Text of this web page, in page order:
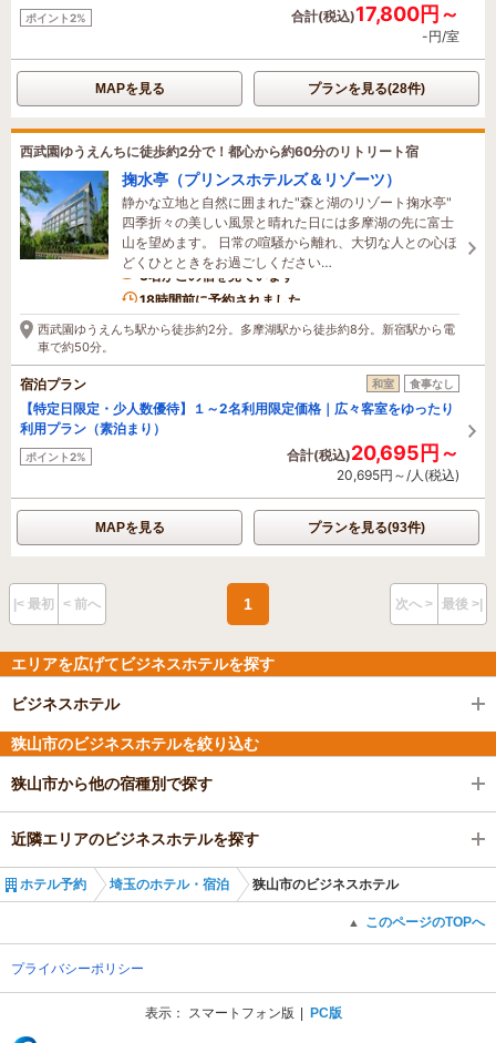
ポイント2% 合計(税込)17,800円～
-円/室
MAPを見る プランを見る(28件)
西武園ゆうえんちに徒歩約2分で！都心から約60分のリトリート宿
掬水亭（プリンスホテルズ＆リゾーツ）
静かな立地と自然に囲まれた"森と湖のリゾート掬水亭"
四季折々の美しい風景と晴れた日には多摩湖の先に富士
山を望めます。 日常の喧騒から離れ、大切な人との心ほ
どくひとときをお過ごしください…
3名がこの宿を見ています
18時間前に予約されました
西武園ゆうえんち駅から徒歩約2分。多摩湖駅から徒歩約8分。新宿駅から電
車で約50分。
宿泊プラン 和室 食事なし
【特定日限定・少人数優待】１～2名利用限定価格｜広々客室をゆったり
利用プラン（素泊まり）
ポイント2% 合計(税込)20,695円～
20,695円～/人(税込)
MAPを見る プランを見る(93件)
|< 最初 < 前へ 1 次へ > 最後 >|
エリアを広げてビジネスホテルを探す
ビジネスホテル
狭山市のビジネスホテルを絞り込む
狭山市から他の宿種別で探す
近隣エリアのビジネスホテルを探す
ホテル予約 埼玉のホテル・宿泊 狭山市のビジネスホテル
▲ このページのTOPへ
プライバシーポリシー
表示： スマートフォン版 PC版